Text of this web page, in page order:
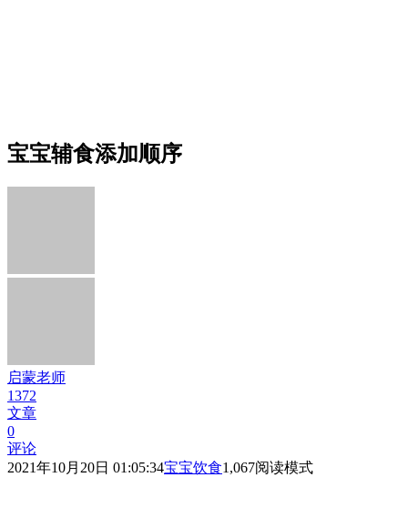
宝宝辅食添加顺序
启蒙老师
1372
文章
0
评论
2021年10月20日 01:05:34宝宝饮食1,067阅读模式